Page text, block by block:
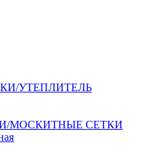
УТЕПЛИТЕЛЬ
МОСКИТНЫЕ СЕТКИ